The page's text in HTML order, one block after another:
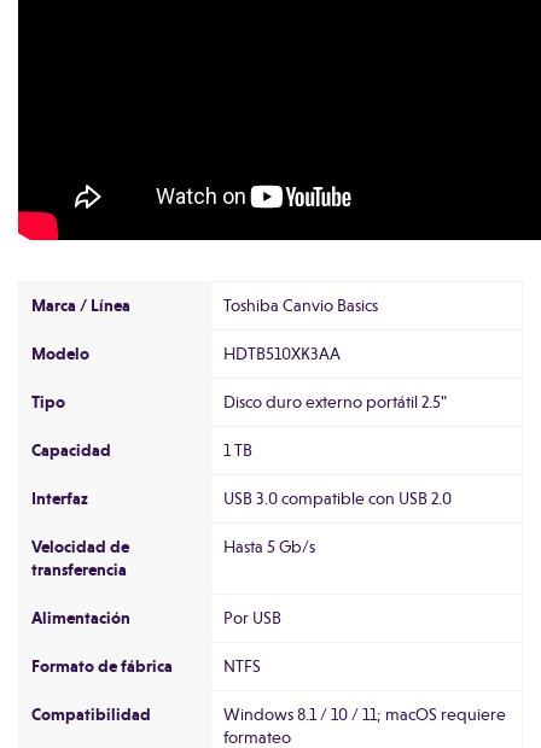
Marca / Línea Toshiba Canvio Basics
Modelo HDTB510XK3AA
Tipo Disco duro externo portátil 2.5"
Capacidad 1 TB
Interfaz USB 3.0 compatible con USB 2.0
Velocidad de
transferencia
Hasta 5 Gb/s
Alimentación Por USB
Formato de fábrica NTFS
Compatibilidad
Windows 8.1 / 10 / 11; macOS requiere
formateo